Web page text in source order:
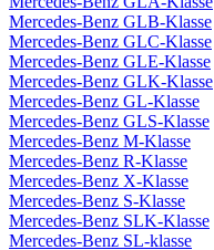
Mercedes-Benz GLB-Klasse
Mercedes-Benz GLC-Klasse
Mercedes-Benz GLE-Klasse
Mercedes-Benz GLK-Klasse
Mercedes-Benz GL-Klasse
Mercedes-Benz GLS-Klasse
Mercedes-Benz M-Klasse
Mercedes-Benz R-Klasse
Mercedes-Benz X-Klasse
Mercedes-Benz S-Klasse
Mercedes-Benz SLK-Klasse
Mercedes-Benz SL-klasse